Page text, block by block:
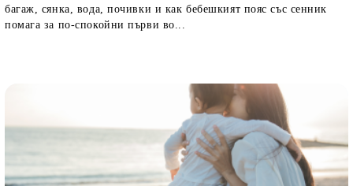
багаж, сянка, вода, почивки и как бебешкият пояс със сенник
помага за по-спокойни първи во...